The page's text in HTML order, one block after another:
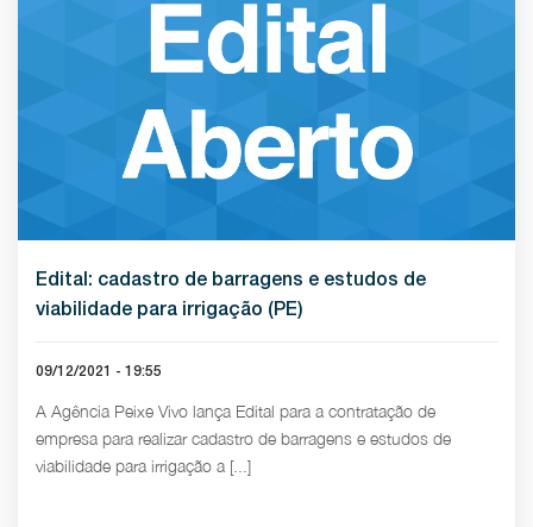
Edital: cadastro de barragens e estudos de
viabilidade para irrigação (PE)
09/12/2021 - 19:55
A Agência Peixe Vivo lança Edital para a contratação de
empresa para realizar cadastro de barragens e estudos de
viabilidade para irrigação a [...]